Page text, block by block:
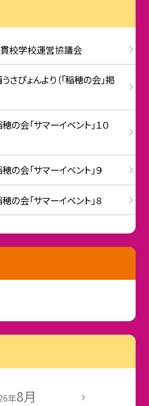
貫校学校運営協議会
さぴょんより（「稲穂の会」掲
の会「サマーイベント」１０
の会「サマーイベント」９
の会「サマーイベント」８
年8月